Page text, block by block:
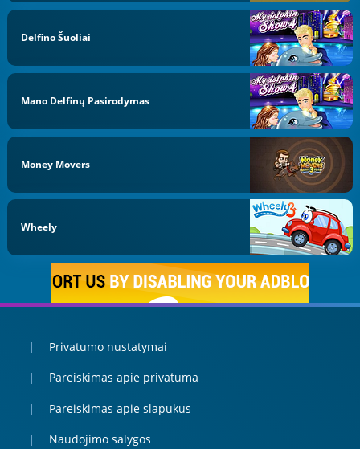
Delfino Šuoliai
Mano Delfinų Pasirodymas
Money Movers
Wheely
Privatumo nustatymai
Pareiskimas apie privatuma
Pareiskimas apie slapukus
Naudojimo salygos